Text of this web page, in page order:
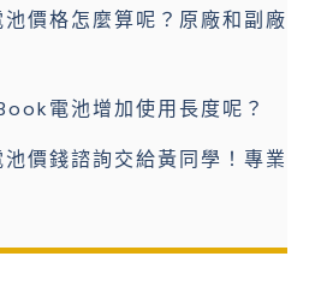
價格怎麼算呢？原廠和副廠
電池增加使用長度呢？
價錢諮詢交給黃同學！專業